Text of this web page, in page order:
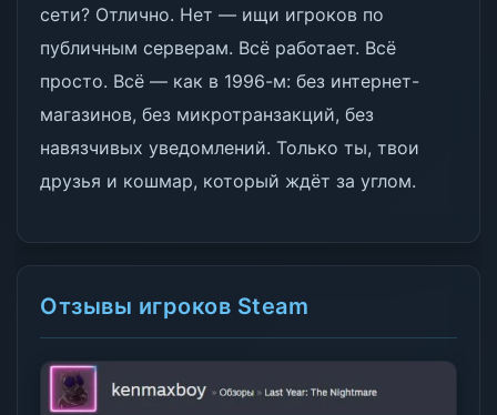
сети? Отлично. Нет — ищи игроков по
публичным серверам. Всё работает. Всё
просто. Всё — как в 1996-м: без интернет-
магазинов, без микротранзакций, без
навязчивых уведомлений. Только ты, твои
друзья и кошмар, который ждёт за углом.
Отзывы игроков Steam